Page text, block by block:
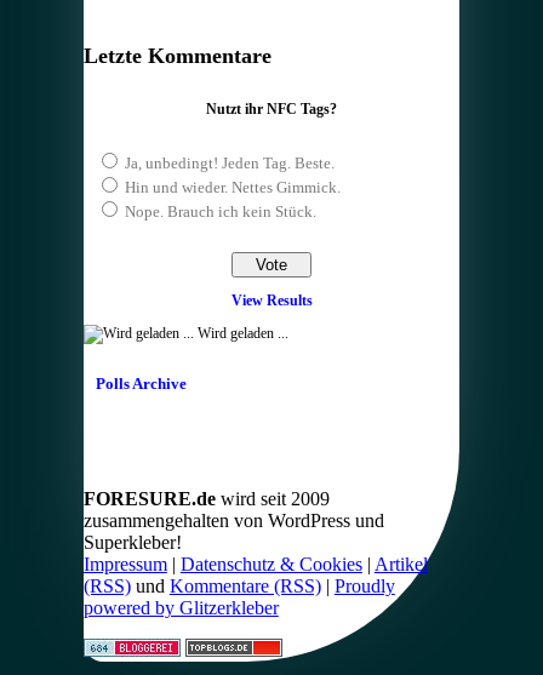
Letzte Kommentare
Nutzt ihr NFC Tags?
Ja, unbedingt! Jeden Tag. Beste.
Hin und wieder. Nettes Gimmick.
Nope. Brauch ich kein Stück.
View Results
Wird geladen ...
Polls Archive
FORESURE.dewird seit 2009
zusammengehalten von WordPress und
Superkleber!
Impressum| Datenschutz & Cookies| Artikel
(RSS)und Kommentare (RSS)| Proudly
powered by Glitzerkleber